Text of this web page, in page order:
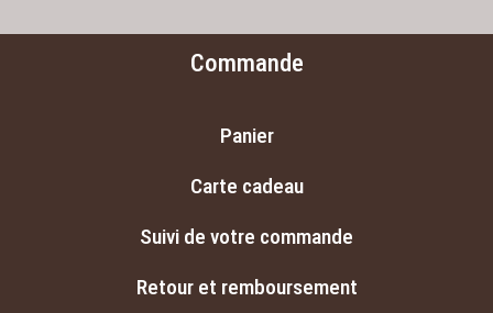
Commande
Panier
Carte cadeau
Suivi de votre commande
Retour et remboursement